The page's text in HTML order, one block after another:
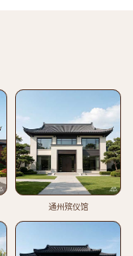
通州殡仪馆